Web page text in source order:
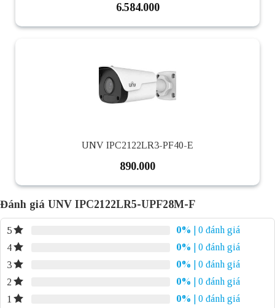
6.584.000
UNV IPC2122LR3-PF40-E
890.000
Đánh giá UNV IPC2122LR5-UPF28M-F
5 0%
| 0 đánh giá
4
0%
| 0 đánh giá
3
0%
| 0 đánh giá
2
0%
| 0 đánh giá
1
0% | 0 đánh giá